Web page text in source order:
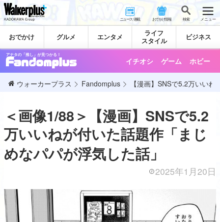
ニュース･連載 おでかけ情報 検 索 メニュー
おでかけ グルメ エンタメ
ライフ
スタイル
ビジネス
アナタの「推し」が見つかる！
イチオシ ゲーム ホビー
ウォーカープラス Fandomplus 【漫画】SNSで5.2万いい
＜画像1/88＞【漫画】SNSで5.2
万いいねが付いた話題作「まじ
めなパパが浮気した話」
2025年1月20日